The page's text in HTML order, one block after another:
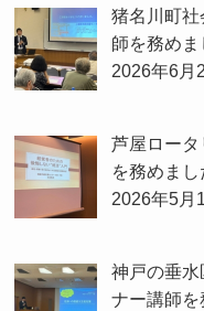
猪名川町
師を務めま
2026年6月
芦屋ロー
を務めまし
2026年5月
神戸の垂水
ナー講師を